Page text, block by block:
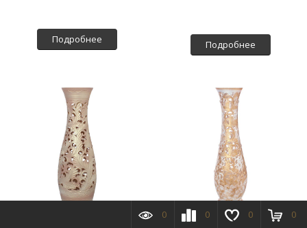
Подробнее Подробнее
0 0 0 0